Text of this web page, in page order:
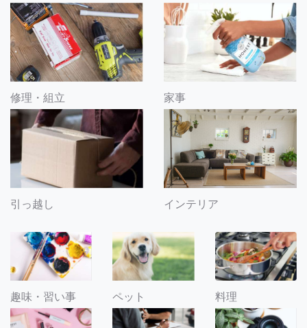
修理・組立 家事
引っ越し インテリア
趣味・習い事 ペット 料理